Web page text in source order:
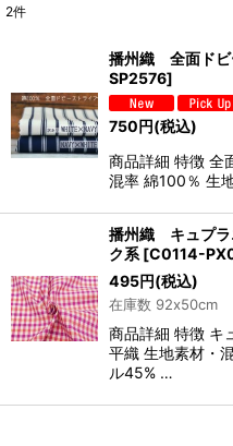
並び順:
絞
2件
播州織 全面ドビ
SP2576]
750円(税込)
商品詳細 特徴 全
混率 綿100％ 生
播州織 キュプ
ク系 [C0114-
495円(税込)
在庫数 92x50cm
商品詳細 特徴 キ
平織 生地素材・
ル45% …